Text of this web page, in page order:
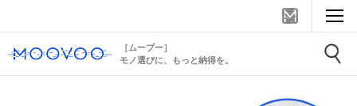
［ムーブー］
モノ選びに、もっと納得を。